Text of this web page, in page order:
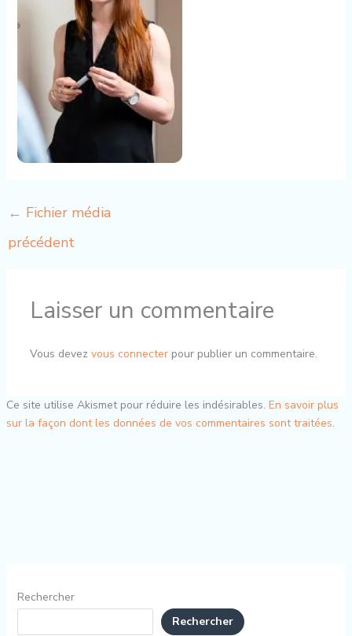
← Fichier média
précédent
Laisser un commentaire
Vous devez vous connecterpour publier un commentaire.
Ce site utilise Akismet pour réduire les indésirables. En savoir plus
sur la façon dont les données de vos commentaires sont traitées.
Rechercher
Rechercher